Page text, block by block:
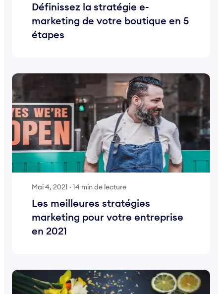
Définissez la stratégie e-
marketing de votre boutique en 5
étapes
Mai 4, 2021 · 14 min de lecture
Les meilleures stratégies
marketing pour votre entreprise
en 2021